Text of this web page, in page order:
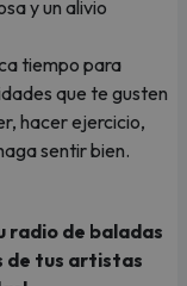
y un alivio
tiempo para
que te gusten
hacer ejercicio,
sentir bien.
radio de baladas
de tus artistas